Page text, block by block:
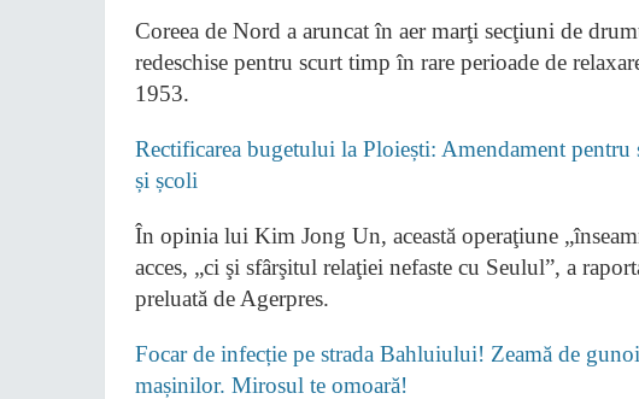
Coreea de Nord a aruncat în aer marţi secţiuni de
redeschise pentru scurt timp în rare perioade de
1953.
Rectificarea bugetului la Ploiești: Amendament
și școli
În opinia lui Kim Jong Un, această operaţiune
acces, „ci şi sfârşitul relaţiei nefaste cu Seulul”, a
preluată de Agerpres.
Focar de infecție pe strada Bahluiului! Zeamă de
mașinilor. Mirosul te omoară!